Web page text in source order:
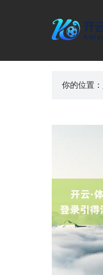
你的位置：